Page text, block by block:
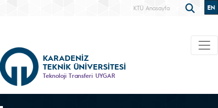
KTÜ Anasayfa EN
KARADENİZ
TEKNİK ÜNİVERSİTESİ
Teknoloji Transferi UYGAR